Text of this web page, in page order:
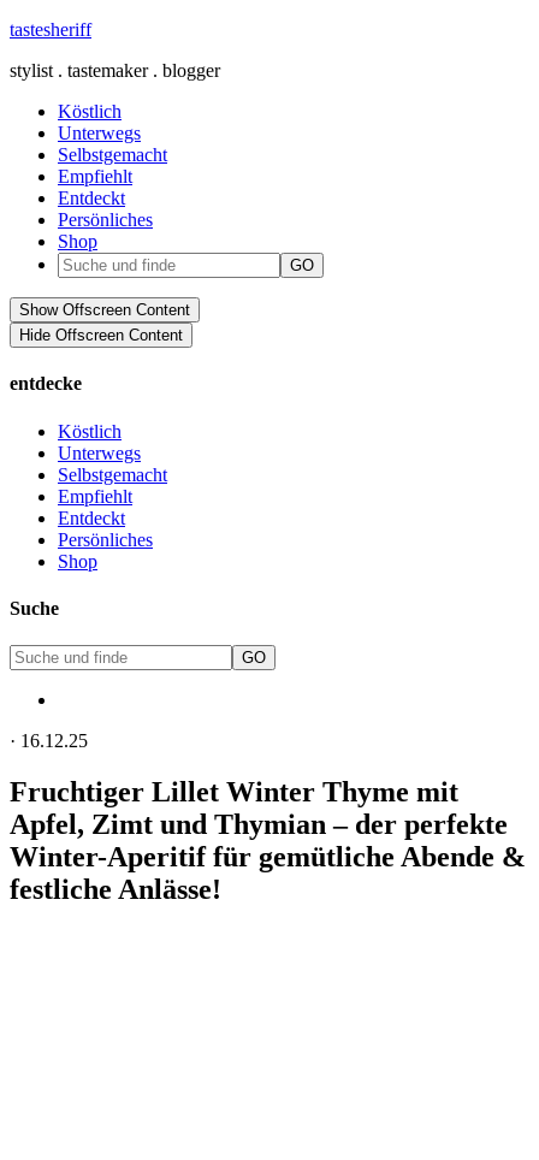
tastesheriff
stylist . tastemaker . blogger
Köstlich
Unterwegs
Selbstgemacht
Empfiehlt
Entdeckt
Persönliches
Shop
Show Offscreen Content
Hide Offscreen Content
entdecke
Köstlich
Unterwegs
Selbstgemacht
Empfiehlt
Entdeckt
Persönliches
Shop
Suche
· 16.12.25
Fruchtiger Lillet Winter Thyme mit
Apfel, Zimt und Thymian – der perfekte
Winter-Aperitif für gemütliche Abende &
festliche Anlässe!